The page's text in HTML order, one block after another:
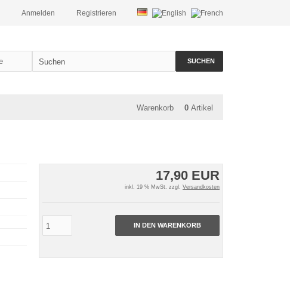
Registrieren
Anmelden
SUCHEN
Warenkorb 0 Artikel
17,90 EUR
inkl. 19 % MwSt. zzgl. Versandkosten
IN DEN WARENKORB